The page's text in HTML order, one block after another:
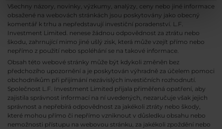
Všechny názory, novinky, výzkumy, analýzy, ceny nebo jiné informace
obsažené na webovách stránkách jsou poskytovány jako obecný
komentář k trhu a nepředstavují investiční poradenství. L.F.
Investment Limited. nenese žádnou odpovědnost za ztrátu nebo
škodu, zahrnující mimo jiné ušlý zisk, která může vzejít přímo nebo
nepřímo z použití nebo spoléhání se na takové informace.
Obsah této webové stránky může být kdykoli změněn bez
předchozího upozornění a je poskytován výhradně za účelem pomoci
obchodníkům při přijímání nezávislých investičních rozhodnutí.
Společnost L.F. Investment Limited přijala přiměřená opatření, aby
zajistila správnost informací na ní uvedených, nezaručuje však jejich
správnost a nepřebírá odpovědnost za jakékoli ztráty nebo škody,
které mohou přímo či nepřímo vzniknout v důsledku obsahu nebo
nemožnosti přístupu na webovou stránku, za jakékoli zpoždění nebo